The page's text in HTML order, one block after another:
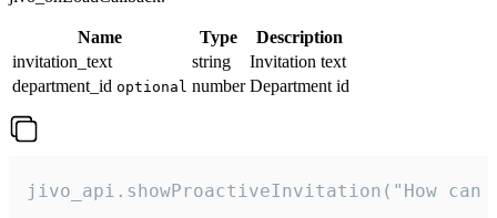
Name Type
Description
invitation_text
string
Invitation text
department_id optional number Department id
jivo_api.showProactiveInvitation("How